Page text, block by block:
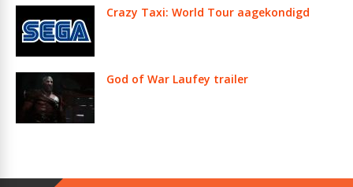
Crazy Taxi: World Tour aagekondigd
God of War Laufey trailer